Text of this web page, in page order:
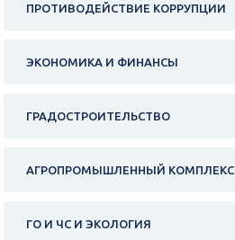
ПРОТИВОДЕЙСТВИЕ КОРРУПЦИИ
ЭКОНОМИКА И ФИНАНСЫ
ГРАДОСТРОИТЕЛЬСТВО
АГРОПРОМЫШЛЕННЫЙ КОМПЛЕКС
ГО И ЧС И ЭКОЛОГИЯ